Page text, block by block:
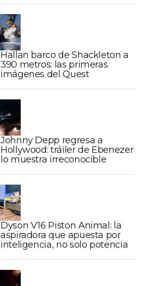
Hallan barco de Shackleton a
390 metros: las primeras
imágenes del Quest
Johnny Depp regresa a
Hollywood: tráiler de Ebenezer
lo muestra irreconocible
Dyson V16 Piston Animal: la
aspiradora que apuesta por
inteligencia, no solo potencia